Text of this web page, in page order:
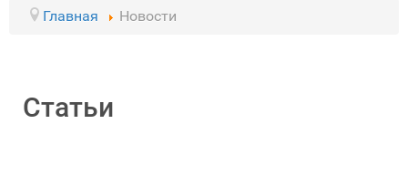
Главная Новости
Статьи